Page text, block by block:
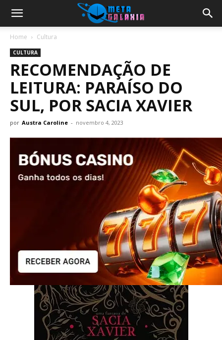
Home Cultura
CULTURA
RECOMENDAÇÃO DE
LEITURA: PARAÍSO DO
SUL, POR SACIA XAVIER
por Austra Caroline - novembro 4, 2023